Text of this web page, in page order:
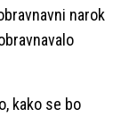
narok
kako se bo